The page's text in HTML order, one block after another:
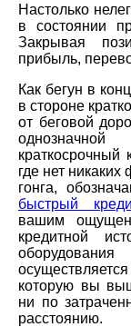
Настолько
в состоянии
Закрывая
прибыль,
Как бегун в
в стороне
от беговой
где нет
гонга,
быстрый
вашим
кредитной
которую вы
ни по
расстоянию.